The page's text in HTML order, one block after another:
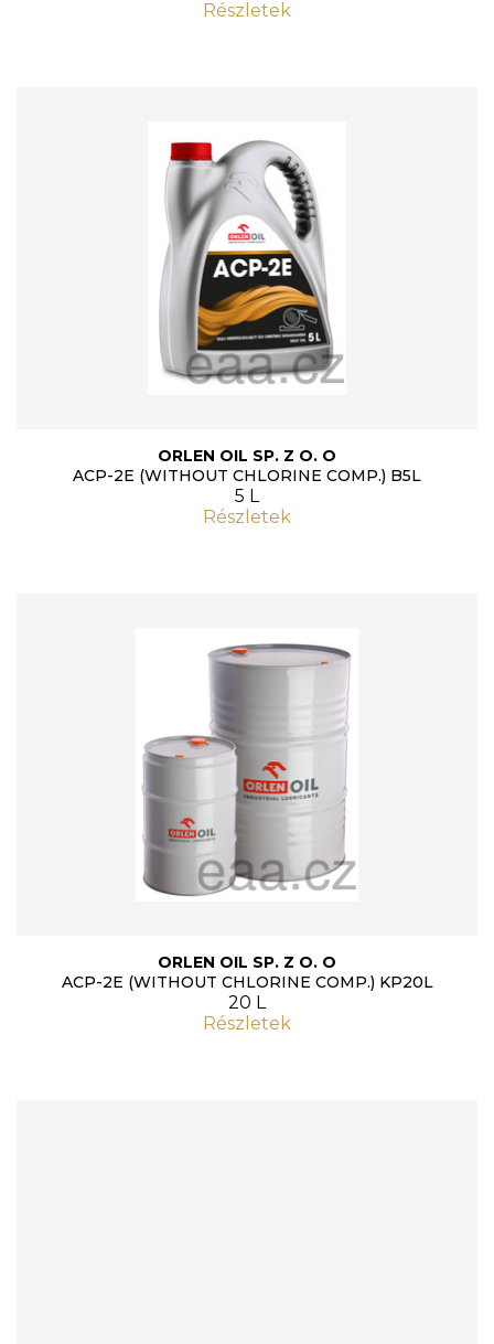
Részletek
ORLEN OIL SP. Z O. O
ACP-2E (WITHOUT CHLORINE COMP.) B5L
5 L
Részletek
ORLEN OIL SP. Z O. O
ACP-2E (WITHOUT CHLORINE COMP.) KP20L
20 L
Részletek